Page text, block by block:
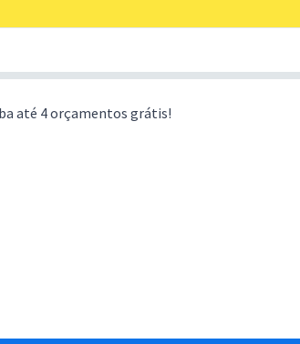
até 4 orçamentos grátis!